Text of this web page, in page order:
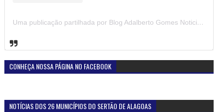
Uma publicação partilhada por Blog Adalberto Gomes Noticias (@blogadalbertogomesnoticiass)
CONHEÇA NOSSA PÁGINA NO FACEBOOK
NOTÍCIAS DOS 26 MUNICÍPIOS DO SERTÃO DE ALAGOAS